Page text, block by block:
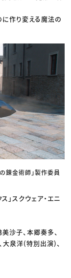
作り変える魔法の
錬金術師」製作委員
」スクウェア・エニ
沙子、本郷奏多、
大泉洋(特別出演)、